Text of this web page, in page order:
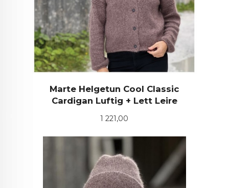
Marte Helgetun Cool Classic
Cardigan Luftig + Lett Leire
Pris
1 221,00